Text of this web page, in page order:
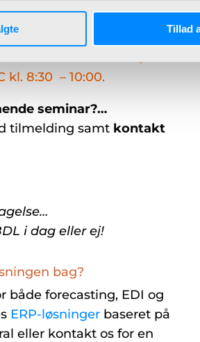
Tillad
kl. 8:30 – 10:00.
seminar?…
tilmelding samt kontakt
i dag eller ej!
bag?
både forecasting, EDI og
ERP-løsninger baseret på
eller kontakt os for en